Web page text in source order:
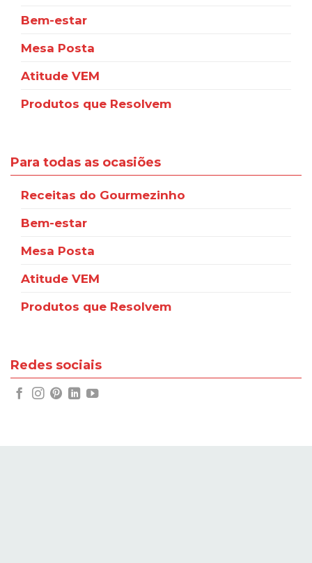
Bem-estar
Mesa Posta
Atitude VEM
Produtos que Resolvem
Para todas as ocasiões
Receitas do Gourmezinho
Bem-estar
Mesa Posta
Atitude VEM
Produtos que Resolvem
Redes sociais